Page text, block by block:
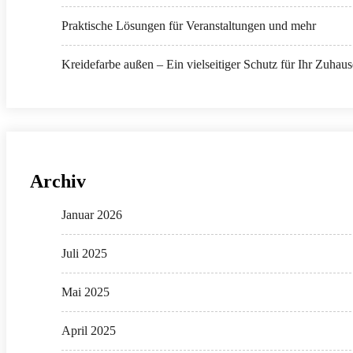
Praktische Lösungen für Veranstaltungen und mehr
Kreidefarbe außen – Ein vielseitiger Schutz für Ihr
Archiv
Januar 2026
Juli 2025
Mai 2025
April 2025